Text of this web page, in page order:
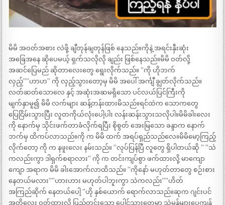
မိမိ အဝတ်အစား လဲဖို့ ချီတုန်ချတုန်ဖြစ် နေသည်။ကိုနဲ့ အရင်းနှီးဆုံး
အခြေအနေ ဆိုပေမယ့် ရှက်သလိုလို ချည်း ဖြစ်နေသည်။မိမိ ဝတ်လို့
အဆင်ပြေမည် ဆိုတာလေးတွေ ရွေးလိုက်သည်။ ”ကို ဟိုဘက်
လှည့်””ဟာဟ” ကို လှည့်သွားတော့မှ မိမိ အပေါ် အင်္ကျီ ချွတ်လိုက်သည်။
လတ်ဆတ်သောလေ နှင့် အဆုံးအဆမရှိသော ပင်လယ်ပြင်ကြီးကို
မျက်နှာမူ၍ မိမိ လက်များ ဆန့်တန်းထားမိသည်။ရင်ထဲက သောကတွေ
ပြေငြိမ်းသွားပြီး လူတကိုယ်လုံးပေါ့ပါး လန်းဆန်းသွားသလိုပါ။မိမိခါးလေး
ကို နောက်မှ သိုင်းဖက်တာခံလိုက်ရပြီး စိုစွတ် အေးမြသော ခန္ဒာက နောက်
ဘက်မှ ထိကပ်လာသည်။ကို က မိမိ ထက် အရပ်ရှည်သည်လေ။မိမိမော့ကြည့်
လိုက်တော့ ကို က နဖူးလေး နမ်းသည်။ ”လုပ်ပြန်ပြီ လူတွေ ရှိပါတယ်ဆို ” ”သဲ
ကလည်းကွာ ဒါရှက်စရာလား” ကို က တင်းကျပ်စွာ ဖက်ထားလို့ မာကျော
ကျော အရာက မိမိ ခါးအောက်လာထိသည်။ ”ကိုနော် မဟုတ်တာတွေ စဉ်းစား
နေတယ်မလား””ဟားဟား မဟုတ်ပါဘူးကွာ သဲကလည်း””ဟိတ်
အကြည်ဆိုက် နေတယ်ပေါ့ ”ဟို နှစ်ယောက် ရောက်လာသည်။ဆုက ဂျင်းပင်
အတိုလေး ဝတ်ထားလို့ ပြည့်တင်းသော ပေါင်သားတွေမှာ သဲမှုန့်များပေကျန်